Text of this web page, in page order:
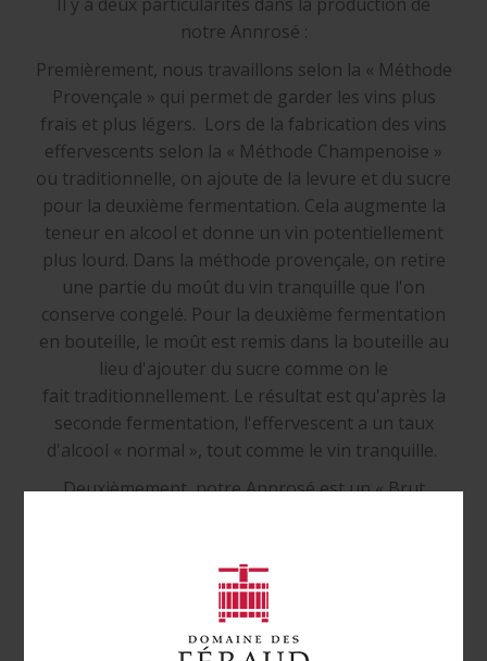
notre Annrosé :
Premièrement, nous travaillons selon la « Méthode
Provençale » qui permet de garder les vins plus
frais et plus légers. Lors de la fabrication des vins
effervescents selon la « Méthode Champenoise »
ou traditionnelle, on ajoute de la levure et du sucre
pour la deuxième fermentation. Cela augmente la
teneur en alcool et donne un vin potentiellement
plus lourd. Dans la méthode provençale, on retire
une partie du moût du vin tranquille que l'on
conserve congelé. Pour la deuxième fermentation
en bouteille, le moût est remis dans la bouteille au
lieu d'ajouter du sucre comme on le
fait traditionnellement. Le résultat est qu'après la
seconde fermentation, l'effervescent a un taux
d'alcool « normal », tout comme le vin tranquille.
Deuxièmement, notre Annrosé est un « Brut
pour Brut Nature est « Zéro dosage ».
La méthode provençale est encore à un stade
expérimental et les vins n'ont pas de statut